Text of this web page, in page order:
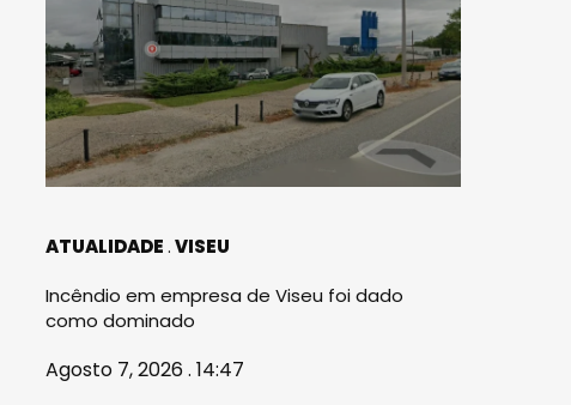
ATUALIDADE VISEU
Incêndio em empresa de Viseu foi dado
como dominado
Agosto 7, 2026 . 14:47